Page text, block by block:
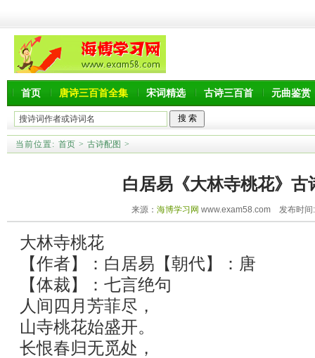
首页 唐诗三百首全集 宋词精选 古诗三百首 元曲鉴赏
当前位置: 首页 > 古诗配图 >
白居易《大林寺桃花》古
来源： 海博学习网 www.exam58.com 发布时间
大林寺桃花
【作者】：白居易【朝代】：唐
【体裁】：七言绝句
人间四月芳菲尽，
山寺桃花始盛开。
长恨春归无觅处，